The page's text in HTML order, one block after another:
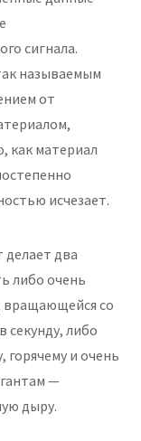
сигнала.
называемым
от
как материал
исчезает.
два
либо очень
вращающейся со
секунду, либо
горячему и очень
—
дыру.